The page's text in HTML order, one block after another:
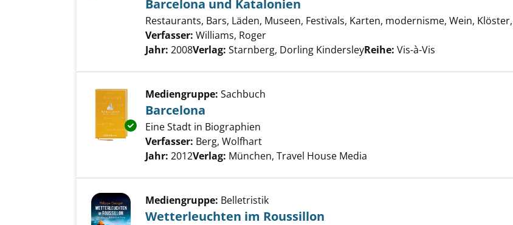
Barcelona und Katalonien
Restaurants, Bars, Läden, Museen, Festivals, Karten, modernisme, Wein,
Verfasser: Williams, Roger
Jahr: 2008Verlag: Starnberg, Dorling KindersleyReihe: Vis-à-Vis
Exemplar-Details von Barcelona anzeigen
Mediengruppe: Sachbuch
Barcelona
Eine Stadt in Biographien
Verfasser: Berg, Wolfhart
Jahr: 2012Verlag: München, Travel House Media
Mediengruppe: Belletristik
Wetterleuchten im Roussillon